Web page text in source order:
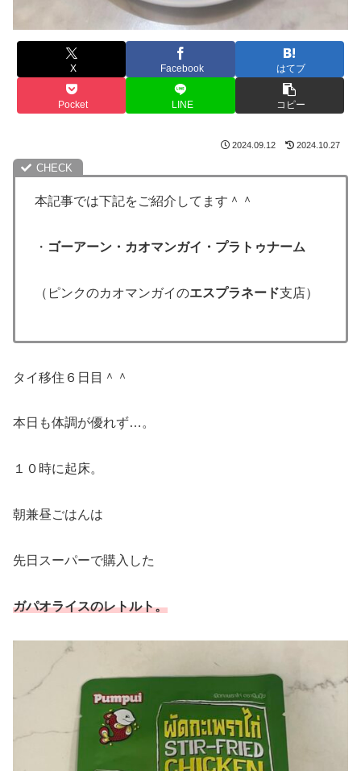
X Facebook はてブ
Pocket LINE コピー
2024.09.12 2024.10.27
本記事では下記をご紹介してます＾＾
・ ゴーアーン・カオマンガイ・プラトゥナーム
（ピンクのカオマンガイのエスプラネード支店）
タイ移住６日目＾＾
本日も体調が優れず…。
１０時に起床。
朝兼昼ごはんは
先日スーパーで購入した
ガパオライスのレトルト。